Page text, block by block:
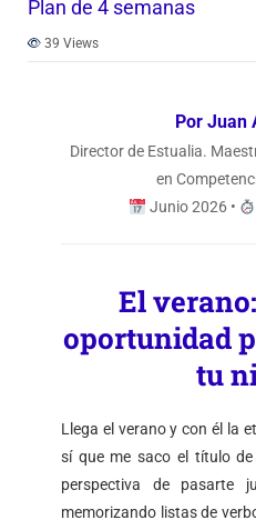
Plan de 4 semanas
39 Views
Por Juan
Director de Estualia.
en
Junio 2026 •
El
oportunidad
tu
Llega el verano y con él la
sí que me saco el título
perspectiva de pasarte
memorizando listas de